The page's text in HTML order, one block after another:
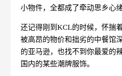
小物件，全都成了牵动思乡心
还记得刚到KCL的时候，怀揣
被高昂的物价和拙劣的中餐馆
的亚马逊，也找不到你最爱的
国内的某些潮牌服饰。